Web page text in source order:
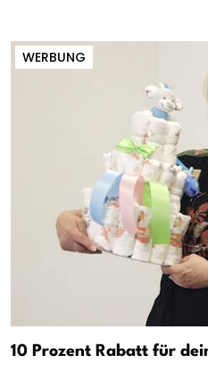
WERBUNG
10 Prozent Rabatt für